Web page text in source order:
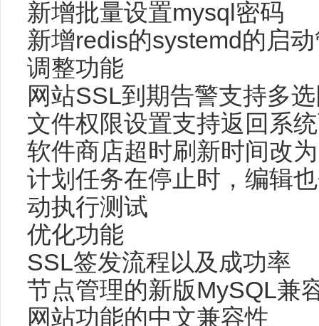
新增批量设置mysql密码
新增redis的systemd的启
调整功能
网站SSL到期告警支持多
文件权限设置支持返回系
软件商店超时刷新时间改
计划任务在停止时，编辑
动执行测试
优化功能
SSL签发流程以及成功率
节点管理的新版MySQL兼
网站功能的中文兼容性